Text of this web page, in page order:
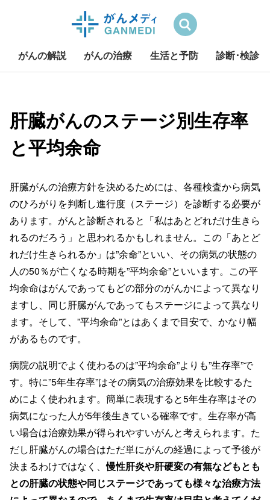
検索
がんの解説 がんの治療 生活と予防 診断･検診
肝臓がんのステージ別生存率
と平均余命
肝臓がんの治療方針を決めるためには、各種検査から病気
のひろがりを判断し進行度（ステージ）を診断する必要が
あります。がんと診断されると「私はあとどれだけ生きら
れるのだろう」と思われるかもしれません。この「あとど
れだけ生きられるか」は”余命”といい、その病気の状態の
人の50％が亡くなる時期を”平均余命”といいます。この平
均余命はがんであってもどの部分のがんかによって異なり
ますし、同じ肝臓がんであってもステージによって異なり
ます。そして、”平均余命”とはあくまで目安で、かなり幅
があるものです。
病院の説明でよく使わるのは”平均余命”よりも”生存率”で
す。特に”5年生存率”はその病気の治療効果を比較するた
めによく使われます。簡単に表現すると5年生存率はその
病気になった人が5年後生きている確率です。生存率が高
い場合は治療効果が得られやすいがんと考えられます。た
だし肝臓がんの場合はただ単にがんの経過によって予後が
決まるわけではなく、慢性肝炎や肝硬変の有無などもとも
との肝臓の状態や同じステージであっても様々な治療方法